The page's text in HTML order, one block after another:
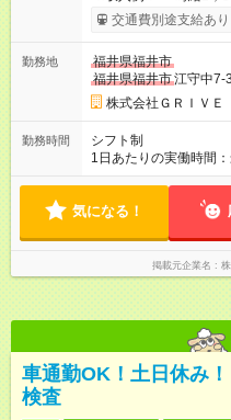
264，000円 【試用期間】試用期間あり 試用期間の長さ：3ヶ月
雇用形態、給与は本採
交通費別途支給あり
勤務地
福井県福井市
福井県福井市江守中7-
株式会社ＧＲＩＶ
勤務時間
シフト制
1日あたりの実働時間：
ト例 10：00~19：00 11：00~20：00
気になる！
掲載元企業名
車通勤OK！土日休み
検査